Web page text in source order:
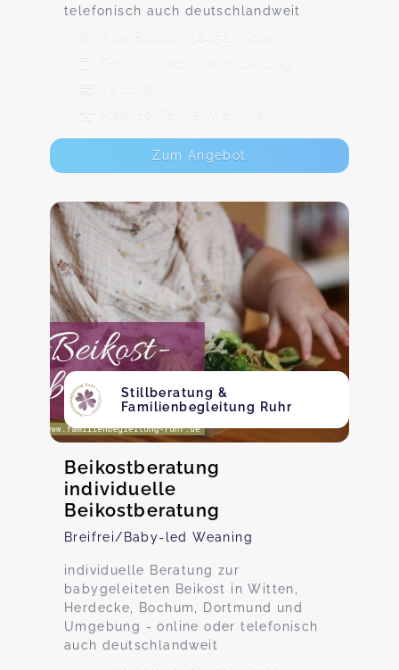
telefonisch auch deutschlandweit
Alte Straße, 58452 Witten
Termine nach Vereinbarung
78,00 €
Max. 10 TeilnehmerInnen
Zum Angebot
Stillberatung &
Familienbegleitung Ruhr
Beikostberatung
individuelle
Beikostberatung
Breifrei/Baby-led Weaning
individuelle Beratung zur
babygeleiteten Beikost in Witten,
Herdecke, Bochum, Dortmund und
Umgebung - online oder telefonisch
auch deutschlandweit